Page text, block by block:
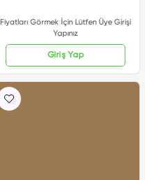
Fiyatları Görmek İçin Lütfen Üye Girişi
Yapınız
Giriş Yap